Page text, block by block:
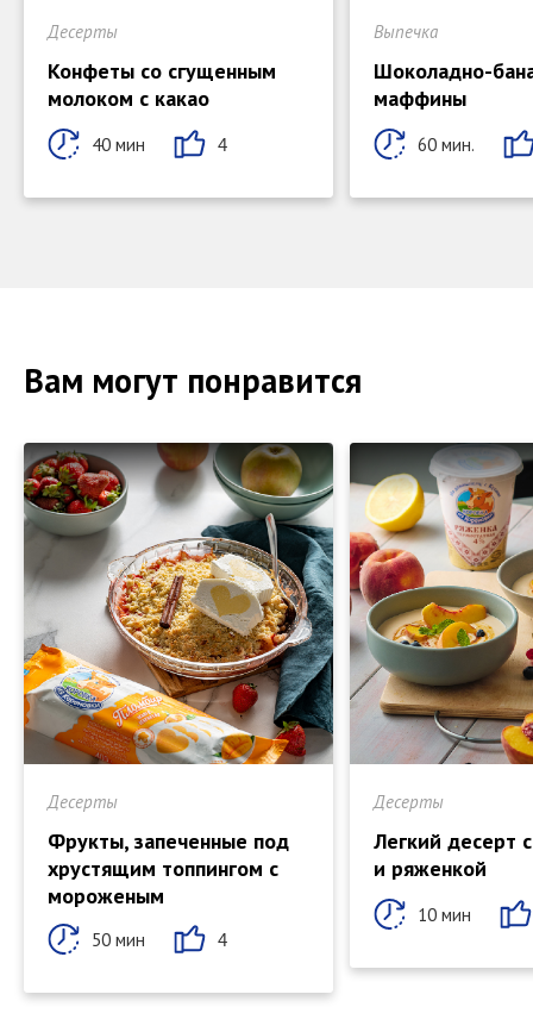
Десерты
Конфеты со сгущенным
молоком с какао
40 мин 4
Выпечка
Шоколадно-
маффины
60 мин.
Вам могут понравится
Десерты
Фрукты, запеченные под
хрустящим топпингом с
мороженым
50 мин 4
Десерты
Легкий десерт
и ряженкой
10 мин